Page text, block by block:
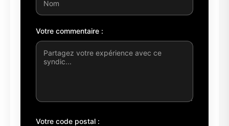
Votre commentaire :
Votre code postal :